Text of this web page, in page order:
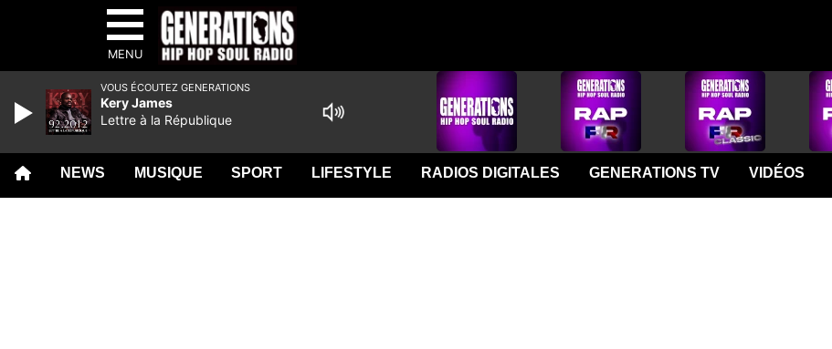
MENU
NEWS MUSIQUE SPORT LIFESTYLE RADIOS DIGITALES GENERATIONS TV VIDÉOS
VOUS ÉCOUTEZ GENERATIONS
Kery James
Lettre à la République